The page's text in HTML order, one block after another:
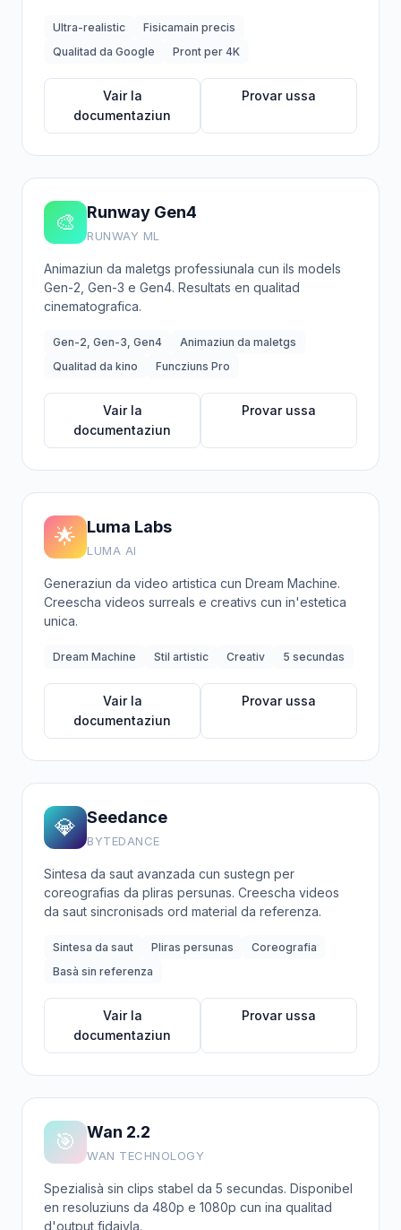
Ultra-realistic
Fisicamain precis
Qualitad da Google
Pront per 4K
Vair la
documentaziun
Provar ussa
🎨 Runway Gen4
RUNWAY ML
Animaziun da maletgs professiunala cun ils models
Gen-2, Gen-3 e Gen4. Resultats en qualitad
cinematografica.
Gen-2, Gen-3, Gen4
Animaziun da maletgs
Qualitad da kino
Funcziuns Pro
Vair la
documentaziun
Provar ussa
🌟 Luma Labs
LUMA AI
Generaziun da video artistica cun Dream Machine.
Creescha videos surreals e creativs cun in'estetica
unica.
Dream Machine Stil artistic Creativ 5 secundas
Vair la
documentaziun
Provar ussa
💎 Seedance
BYTEDANCE
Sintesa da saut avanzada cun sustegn per
coreografias da pliras persunas. Creescha videos
da saut sincronisads ord material da referenza.
Sintesa da saut Pliras persunas
Coreografia
Basà sin referenza
Vair la
documentaziun
Provar ussa
🎯 Wan 2.2
WAN TECHNOLOGY
Spezialisà sin clips stabel da 5 secundas. Disponibel
en resoluziuns da 480p e 1080p cun ina qualitad
d'output fidaivla.